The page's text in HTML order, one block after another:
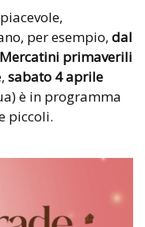
per esempio, dal
Mercatini primaverili
sabato 4 aprile
è in programma
piccoli.